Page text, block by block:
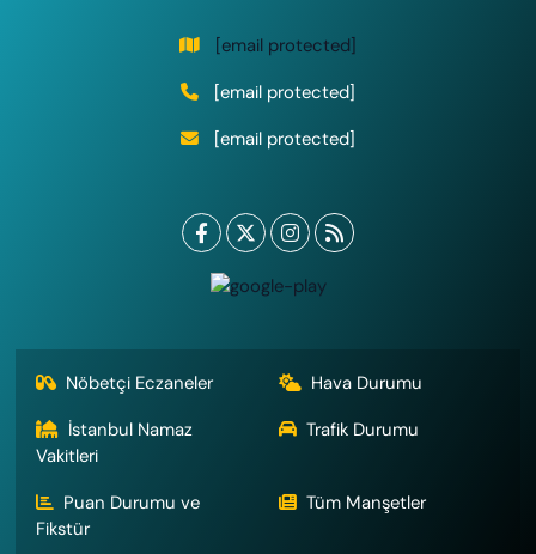
[email protected]
[email protected]
[email protected]
Nöbetçi Eczaneler
Hava Durumu
İstanbul Namaz
Vakitleri
Trafik Durumu
Puan Durumu ve
Fikstür
Tüm Manşetler